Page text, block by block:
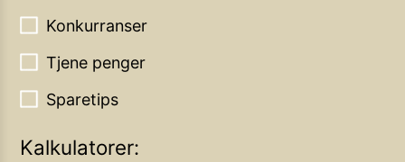
Konkurranser
Tjene penger
Sparetips
Kalkulatorer: